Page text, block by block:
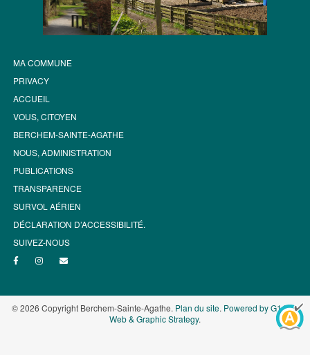
MA COMMUNE
PRIVACY
ACCUEIL
VOUS, CITOYEN
BERCHEM-SAINTE-AGATHE
NOUS, ADMINISTRATION
PUBLICATIONS
TRANSPARENCE
SURVOL AÉRIEN
DÉCLARATION D’ACCESSIBILITÉ.
SUIVEZ-NOUS
© 2026 Copyright Berchem-Sainte-Agathe. Plan du site. Powered by G1.be -
Web & Graphic Strategy.